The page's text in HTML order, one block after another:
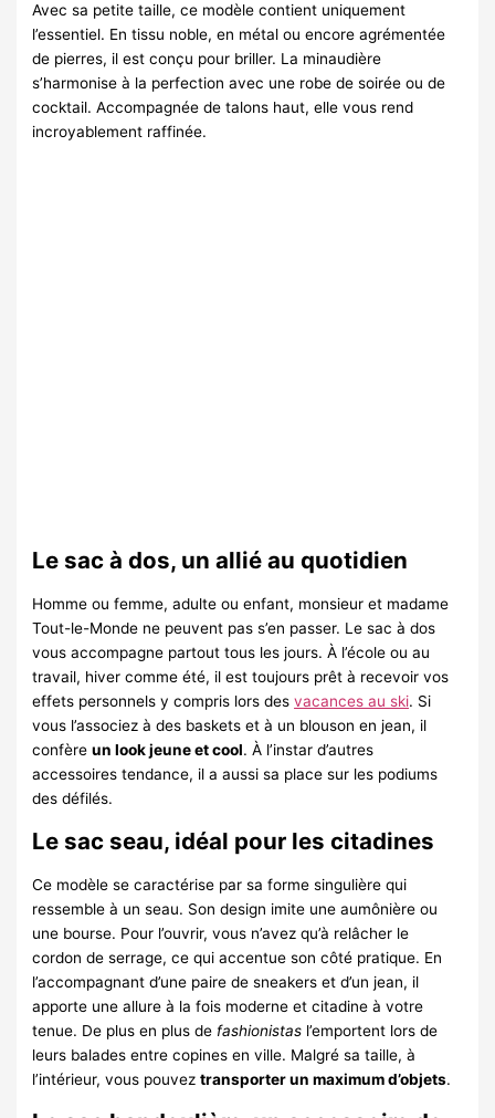
Avec sa petite taille, ce modèle contient uniquement
l’essentiel. En tissu noble, en métal ou encore agrémentée
de pierres, il est conçu pour briller. La minaudière
s’harmonise à la perfection avec une robe de soirée ou de
cocktail. Accompagnée de talons haut, elle vous rend
incroyablement raffinée.
Le sac à dos, un allié au quotidien
Homme ou femme, adulte ou enfant, monsieur et madame
Tout-le-Monde ne peuvent pas s’en passer. Le sac à dos
vous accompagne partout tous les jours. À l’école ou au
travail, hiver comme été, il est toujours prêt à recevoir vos
effets personnels y compris lors desvacances au ski. Si
vous l’associez à des baskets et à un blouson en jean, il
confèreun look jeune et cool. À l’instar d’autres
accessoires tendance, il a aussi sa place sur les podiums
des défilés.
Le sac seau, idéal pour les citadines
Ce modèle se caractérise par sa forme singulière qui
ressemble à un seau. Son design imite une aumônière ou
une bourse. Pour l’ouvrir, vous n’avez qu’à relâcher le
cordon de serrage, ce qui accentue son côté pratique. En
l’accompagnant d’une paire de sneakers et d’un jean, il
apporte une allure à la fois moderne et citadine à votre
tenue. De plus en plus de fashionistas l’emportent lors de
leurs balades entre copines en ville. Malgré sa taille, à
l’intérieur, vous pouveztransporter un maximum d’objets.